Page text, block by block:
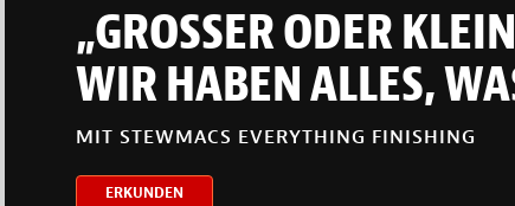
„GROSSER ODER
WIR HABEN ALLES,
MIT STEWMACS EVERYTHING FINISHING
ERKUNDEN